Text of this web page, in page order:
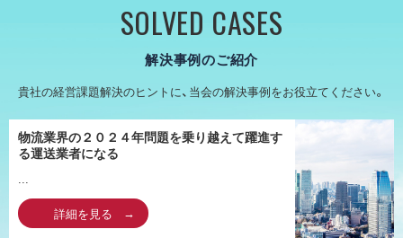
SOLVED CASES
解決事例のご紹介
貴社の経営課題解決のヒントに、当会の解決事例をお役立てください。
物流業界の２０２４年問題を乗り越えて躍進す
る運送業者になる
...
詳細を見る